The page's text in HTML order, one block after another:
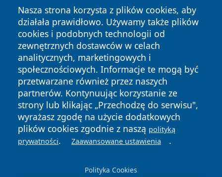
Nasza strona korzysta z plików cookies, aby
działała prawidłowo. Używamy także plików
cookies i podobnych technologii od
zewnętrznych dostawców w celach
analitycznych, marketingowych i
społecznościowych. Informacje te mogą być
przetwarzane również przez naszych
partnerów. Kontynuując korzystanie ze
strony lub klikając „Przechodzę do serwisu",
wyrażasz zgodę na użycie dodatkowych
plików cookies zgodnie z naszą polityką
prywatności. Zaawansowane ustawienia .
Polityka Cookies
Copyright © 2026 e-starachowice.pl Wszystkie prawa
zastrzeżone.
News Autorzy
Polityka
Prywatności
Polityka
Cookies